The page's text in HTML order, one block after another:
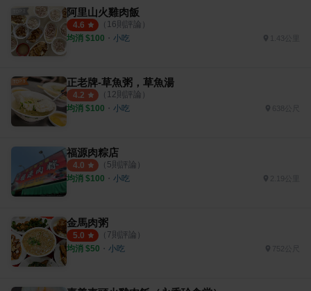
阿里山火雞肉飯
4.6 （ 16則評論）
均消 $100 ・ 小吃 1.43公里
正老牌-草魚粥，草魚湯
4.2 （ 12則評論）
均消 $100 ・ 小吃
福源肉粽店
4.0 （ 5則評論）
均消 $100 ・ 小吃
金馬肉粥
5.0 （ 7則評論）
均消 $50 ・ 小吃 752公尺